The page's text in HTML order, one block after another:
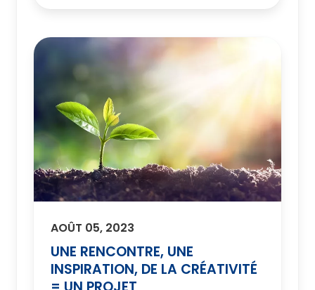
AOÛT 05, 2023
UNE RENCONTRE, UNE
INSPIRATION, DE LA CRÉATIVITÉ